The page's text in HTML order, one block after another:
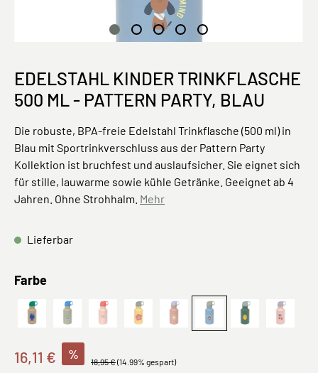
EDELSTAHL KINDER TRINKFLASCHE
500 ML - PATTERN PARTY, BLAU
Die robuste, BPA-freie Edelstahl Trinkflasche (500 ml) in
Blau mit Sportrinkverschluss aus der Pattern Party
Kollektion ist bruchfest und auslaufsicher. Sie eignet sich
für stille, lauwarme sowie kühle Getränke. Geeignet ab 4
Jahren. Ohne Strohhalm. Mehr
Lieferbar
Farbeauswählen
Bottle Stainless Steel Happy Trails Frog
Grün Sunny Explorer,
Bottle Stainless Steel Happy Trails
Rosa Pattern Party, Blau
LemonFruits
16,11 € % 18,95 €(14.99% gespart)